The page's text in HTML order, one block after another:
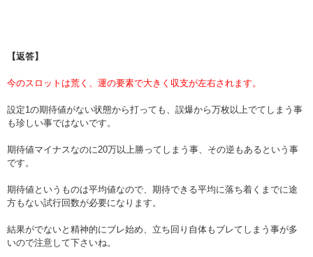
【返答】
今のスロットは荒く、運の要素で大きく収支が左右されます。
設定1の期待値がない状態から打っても、誤爆から万枚以上でてしまう事
も珍しい事ではないです。
期待値マイナスなのに20万以上勝ってしまう事、その逆もあるという事
です。
期待値というものは平均値なので、期待できる平均に落ち着くまでに途
方もない試行回数が必要になります。
結果がでないと精神的にブレ始め、立ち回り自体もブレてしまう事が多
いので注意して下さいね。